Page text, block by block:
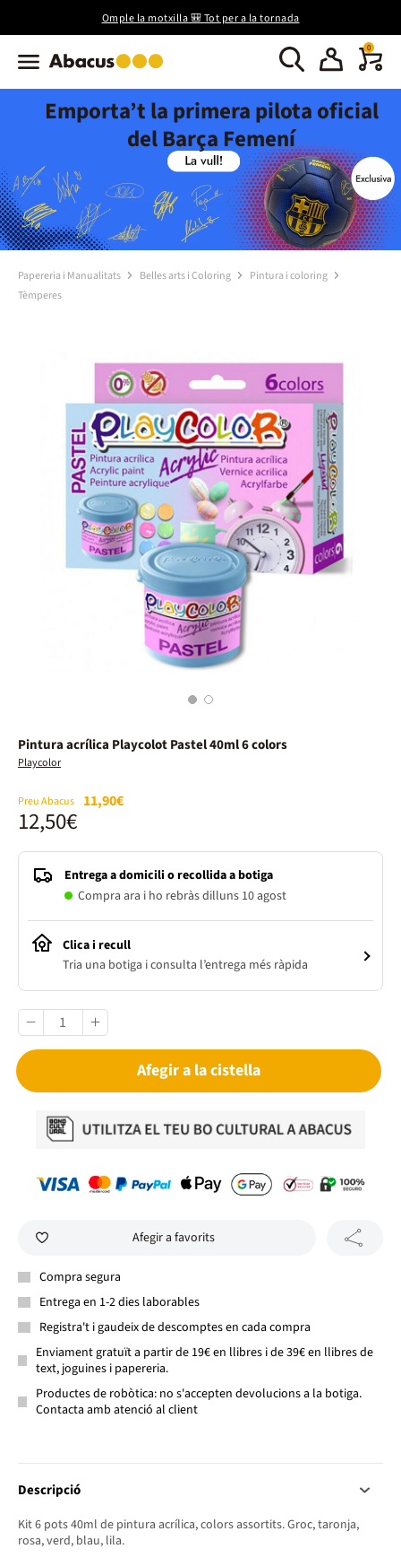
Omple la motxilla 🎒 Tot per a la tornada
0
Emporta’t la primera pilota oficial
del Barça Femení
Papereria i Manualitats Belles arts i Coloring
Pintura i coloring
Tèmperes
1 2
Pintura acrílica Playcolot Pastel 40ml 6 colors
Playcolor
Preu Abacus 11,90€
12,50€
Entrega a domicili o recollida a botiga
Compra ara i ho rebràs dilluns 10 agost
Clica i recull
Tria una botiga i consulta l’entrega més ràpida
Afegir a la cistella
Afegir a favorits
Compra segura
Entrega en 1-2 dies laborables
Registra't i gaudeix de descomptes en cada compra
Enviament gratuït a partir de 19€ en llibres i de 39€ en llibres de
text, joguines i papereria.
Productes de robòtica: no s'accepten devolucions a la botiga.
Contacta amb atenció al client
Descripció
Kit 6 pots 40ml de pintura acrílica, colors assortits. Groc, taronja,
rosa, verd, blau, lila.